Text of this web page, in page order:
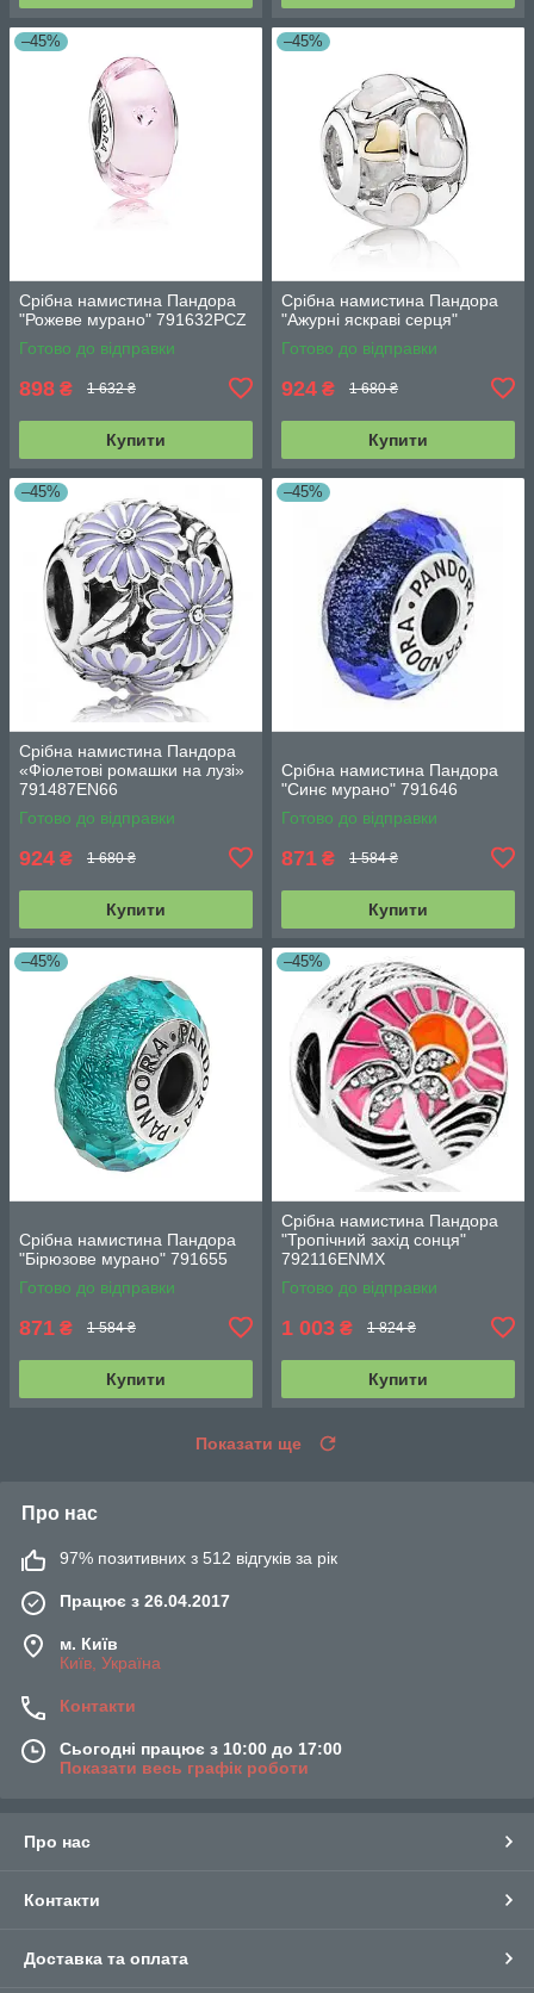
–45%
Срібна намистина Пандора
"Рожеве мурано" 791632PCZ
Готово до відправки
898 ₴ 1 632 ₴
Купити
–45%
Срібна намистина Пандора
"Ажурні яскраві серця"
Готово до відправки
924 ₴ 1 680 ₴
Купити
–45%
Срібна намистина Пандора
«Фіолетові ромашки на лузі»
791487EN66
Готово до відправки
924 ₴ 1 680 ₴
Купити
–45%
Срібна намистина Пандора
"Синє мурано" 791646
Готово до відправки
871 ₴ 1 584 ₴
Купити
–45%
Срібна намистина Пандора
"Бірюзове мурано" 791655
Готово до відправки
871 ₴ 1 584 ₴
Купити
–45%
Срібна намистина Пандора
"Тропічний захід сонця"
792116ENMX
Готово до відправки
1 003 ₴ 1 824 ₴
Купити
Показати ще
Про нас
97% позитивних з 512 відгуків за рік
Працює з 26.04.2017
м. Київ
Київ, Україна
Контакти
Сьогодні працює з 10:00 до 17:00
Показати весь графік роботи
Про нас
Контакти
Доставка та оплата